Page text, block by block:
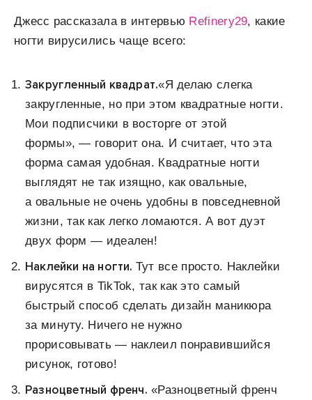
Джесс рассказала в интервью Refinery29, какие
ногти вирусились чаще всего:
Закругленный квадрат.«Я делаю слегка
закругленные, но при этом квадратные ногти.
Мои подписчики в восторге от этой
формы», — говорит она. И считает, что эта
форма самая удобная. Квадратные ногти
выглядят не так изящно, как овальные,
а овальные не очень удобны в повседневной
жизни, так как легко ломаются. А вот дуэт
двух форм — идеален!
Наклейки на ногти. Тут все просто. Наклейки
вирусятся в TikTok, так как это самый
быстрый способ сделать дизайн маникюра
за минуту. Ничего не нужно
прорисовывать — наклеил понравившийся
рисунок, готово!
Разноцветный френч. «Разноцветный френч